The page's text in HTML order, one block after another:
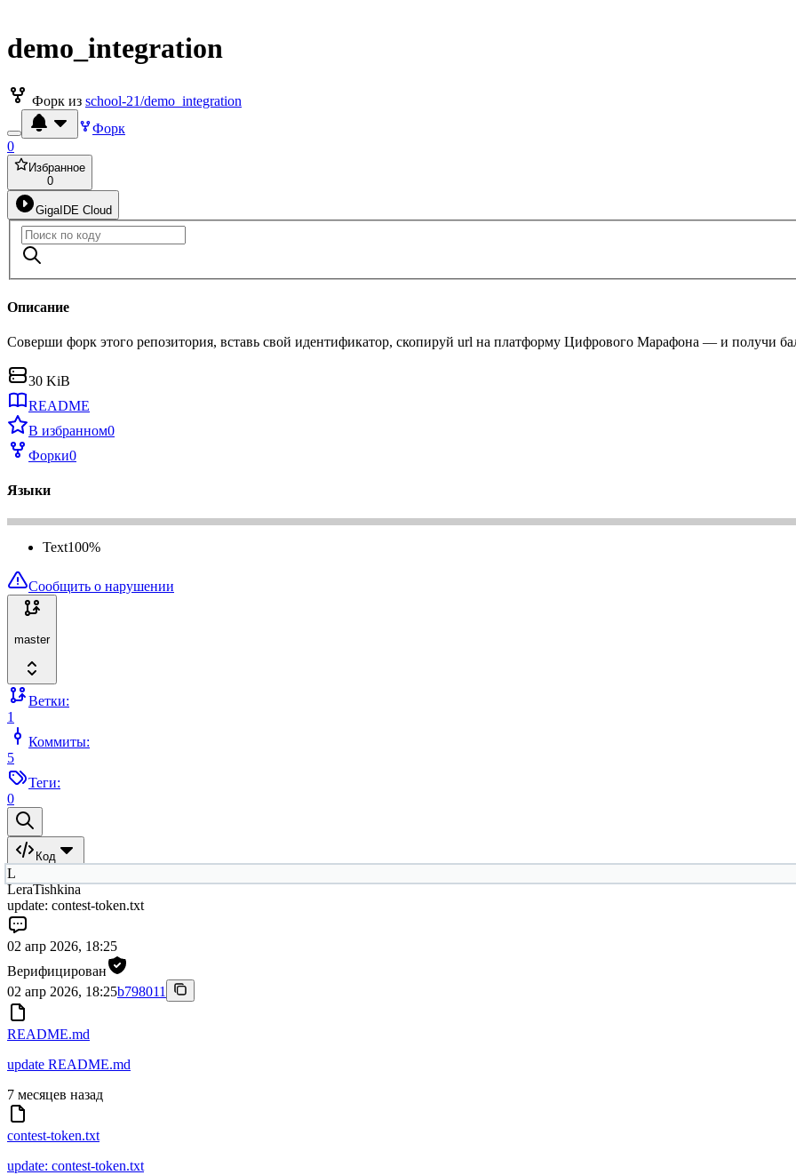
demo_integration
Форк из school-21/demo_integration
Форк
0
Избранное
0
GigaIDE Cloud
Описание
Соверши форк этого репозитория, вставь свой идентификатор, скопируй url на платформу Цифрового Марафона — и получи
30 KiB
README
В избранном0
Форки0
Языки
Text100%
Сообщить о нарушении
master
Ветки:
1
Коммиты:
5
Теги:
0
Код
L
LeraTishkina
update: contest-token.txt
02 апр 2026, 18:25
Верифицирован
02 апр 2026, 18:25b798011
README.md
update README.md
7 месяцев назад
contest-token.txt
update: contest-token.txt